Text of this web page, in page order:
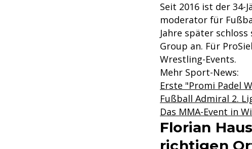
Seit 2016 ist der 34-
moderator für
Jahre später
Group an. Für
Wrestling-Events.
Mehr Sport-News:
Erste "Promi Padel
Fußball Admiral 2.
Das MMA-Event in
Florian
richtigen